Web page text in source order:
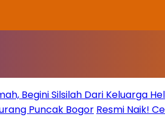
Begini Silsilah Dari Keluarga
Puncak Bogor Resmi Naik!